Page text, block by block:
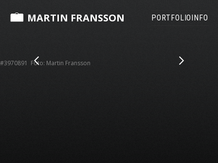
MARTIN FRANSSON PORTFOLIOINFO
#3970891 Foto: Martin Fransson